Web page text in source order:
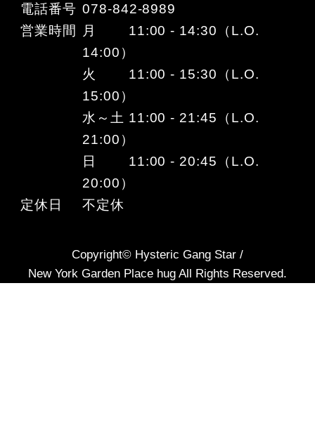
電話番号 078-842-8989
営業時間
月 11:00 - 14:30（L.O.
14:00）
火 11:00 - 15:30（L.O.
15:00）
水～土 11:00 - 21:45（L.O.
21:00）
日 11:00 - 20:45（L.O.
20:00）
定休日
不定休
Copyright© Hysteric Gang Star /
New York Garden Place hug All Rights Reserved.